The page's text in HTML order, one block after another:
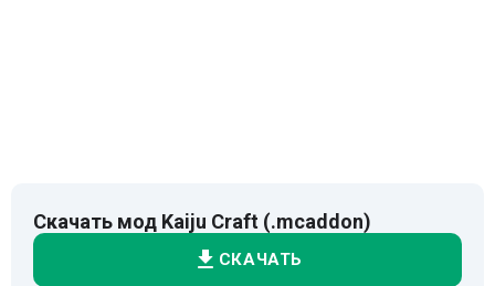
Скачать мод Kaiju Craft (.mcaddon)
СКАЧАТЬ